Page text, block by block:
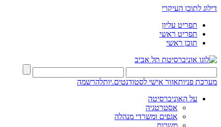
דילוג לתוכן העיקרי
תפריט עליון
תפריט ראשי
תוכן ראשי
מערכת פניותאזור אישי לסטודנטים.יותלהרשמה
על האוניברסיטה
אסטרטגיה
אגפים ומשרדי מנהלה
משרות